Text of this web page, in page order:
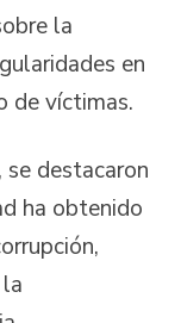
la
en
de víctimas.
se destacaron
ha obtenido